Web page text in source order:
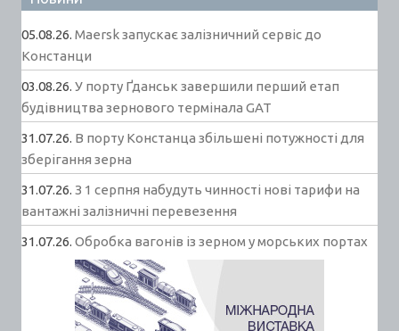
05.08.26. Maersk запускає залізничний сервіс до
Констанци
03.08.26. У порту Ґданськ завершили перший етап
будівництва зернового термінала GAT
31.07.26. В порту Констанца збільшені потужності для
зберігання зерна
31.07.26. З 1 серпня набудуть чинності нові тарифи на
вантажні залізничні перевезення
31.07.26. Обробка вагонів із зерном у морських портах